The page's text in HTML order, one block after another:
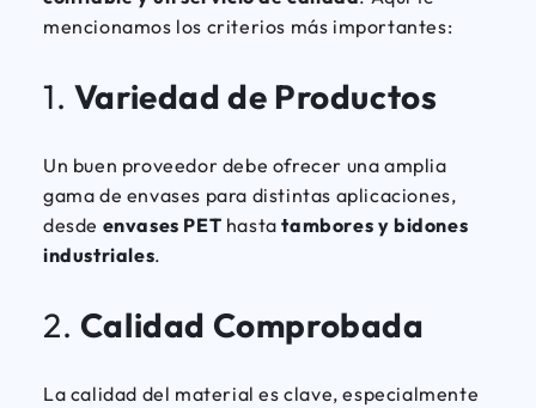
mencionamos los criterios más importantes:
1. Variedad de Productos
Un buen proveedor debe ofrecer una amplia
gama de envases para distintas aplicaciones,
desde envases PET hastatambores y bidones
industriales.
2. Calidad Comprobada
La calidad del material es clave, especialmente